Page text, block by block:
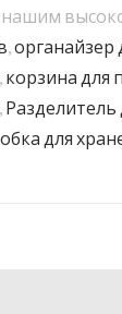
нашим
,органайзер
, корзина для
,
для